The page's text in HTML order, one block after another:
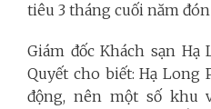
tiêu 3 tháng cuối năm
Giám đốc Khách sạn Hạ
Quyết cho biết: Hạ Long
động, nên một số khu